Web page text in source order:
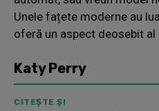
Unele fațete moderne au
oferă un aspect deosebit al
Katy Perry
CITEȘTE ȘI